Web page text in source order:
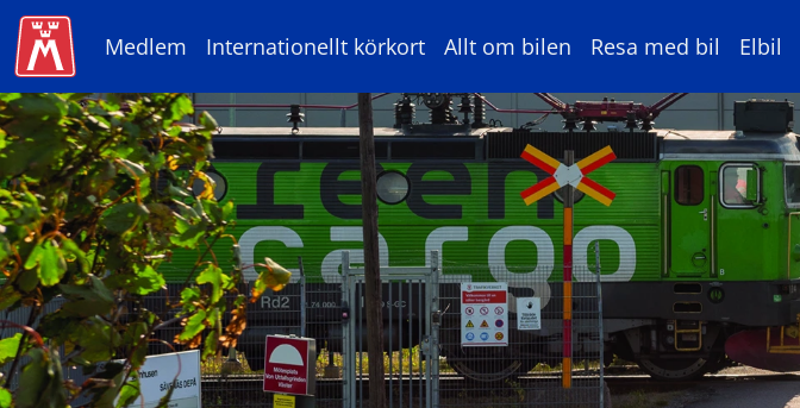
Medlem Internationellt körkort Allt om bilen Resa med bil Elbil